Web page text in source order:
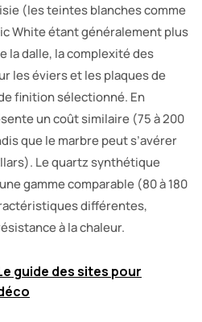
(les teintes blanches comme
White étant généralement plus
la dalle, la complexité des
les éviers et les plaques de
finition sélectionné. En
un coût similaire (75 à 200
que le marbre peut s’avérer
Le quartz synthétique
gamme comparable (80 à 180
différentes,
à la chaleur.
guide des sites pour